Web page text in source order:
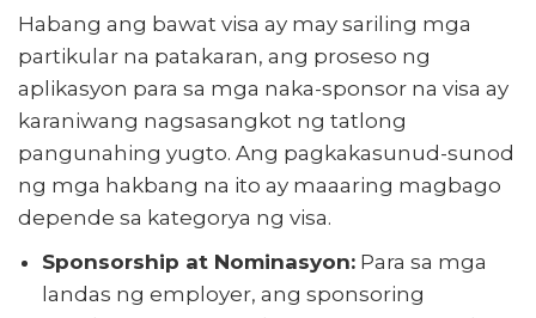
Habang ang bawat visa ay may sariling mga
partikular na patakaran, ang proseso ng
aplikasyon para sa mga naka-sponsor na visa ay
karaniwang nagsasangkot ng tatlong
pangunahing yugto. Ang pagkakasunud-sunod
ng mga hakbang na ito ay maaaring magbago
depende sa kategorya ng visa.
Sponsorship at Nominasyon: Para sa mga
landas ng employer, ang sponsoring